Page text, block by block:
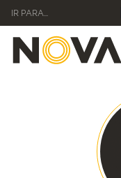
IR PARA...